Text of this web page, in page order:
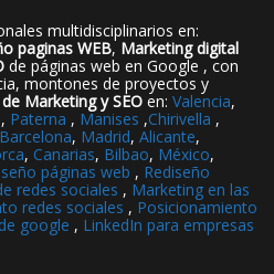
multidisciplinarios en:
paginas WEB, Marketing digital
de páginas web en Google , con
montones de proyectos y
Marketing y SEO en:Valencia,
, Paterna , Manises ,Chirivella ,
Barcelona, Madrid,Alicante,
, Canarias, Bilbao, México,
páginas web , Rediseño
redes sociales , Marketing en las
redes sociales , Posicionamiento
google , LinkedIn para empresas